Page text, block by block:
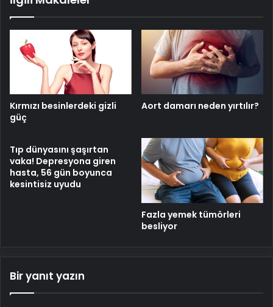
Kırmızı besinlerdeki gizli
güç
Aort damarı neden yırtılır?
Tıp dünyasını şaşırtan
vaka! Depresyona giren
hasta, 56 gün boyunca
kesintisiz uyudu
Fazla yemek tümörleri
besliyor
Bir yanıt yazın